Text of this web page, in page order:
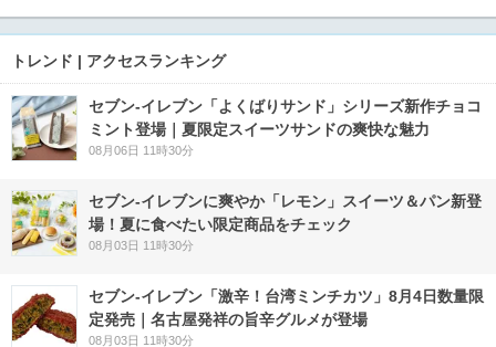
トレンド | アクセスランキング
セブン‐イレブン「よくばりサンド」シリーズ新作チョコ
ミント登場｜夏限定スイーツサンドの爽快な魅力
08月06日 11時30分
セブン‐イレブンに爽やか「レモン」スイーツ＆パン新登
場！夏に食べたい限定商品をチェック
08月03日 11時30分
セブン-イレブン「激辛！台湾ミンチカツ」8月4日数量限
定発売｜名古屋発祥の旨辛グルメが登場
08月03日 11時30分